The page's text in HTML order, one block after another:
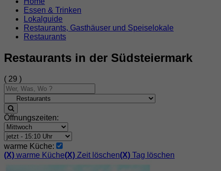
Essen & Trinken
Lokalguide
Restaurants, Gasthäuser und Speiselokale
Restaurants
Restaurants in der Südsteiermark
( 29 )
Öffnungszeiten:
warme Küche:
(X) warme Küche(X) Zeit löschen(X) Tag löschen